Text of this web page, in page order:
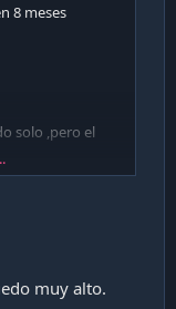
8 meses
solo ,pero el
muy alto.